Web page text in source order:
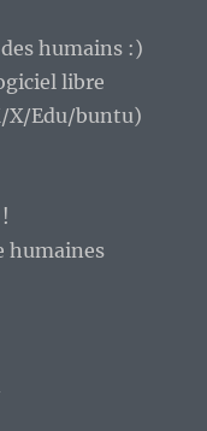
humains :)
libre
X/Edu/buntu)
humaines